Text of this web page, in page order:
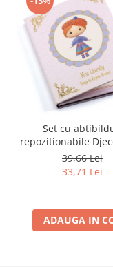
Set cu
repozitionabile
Lilyruby
39,66 Lei
33,71 Lei
ADAUGA IN